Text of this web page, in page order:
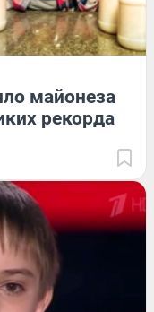
майонеза
рекорда